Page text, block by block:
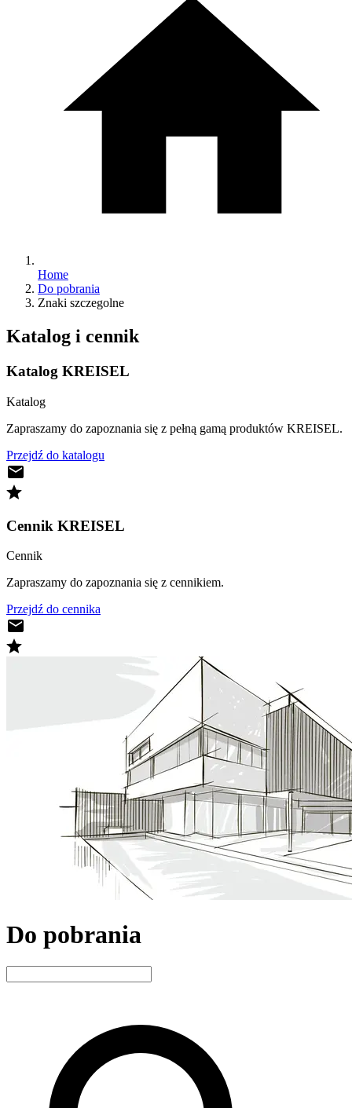
Home
Do pobrania
Znaki szczegolne
Katalog i cennik
Katalog KREISEL
Katalog
Zapraszamy do zapoznania się z pełną gamą produktów KREISEL.
Przejdź do katalogu
Cennik KREISEL
Cennik
Zapraszamy do zapoznania się z cennikiem.
Przejdź do cennika
Do pobrania